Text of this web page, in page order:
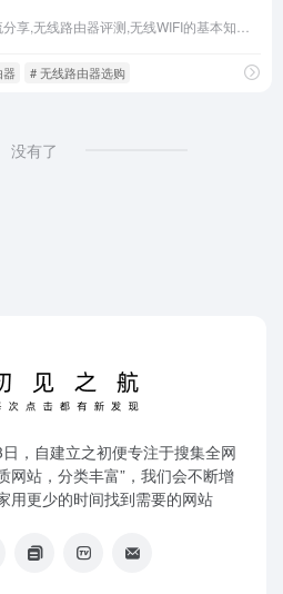
# 无线路由器选购
没有了
，自建立之初便专注于搜集全网
网站，分类丰富”，我们会不断增
用更少的时间找到需要的网站